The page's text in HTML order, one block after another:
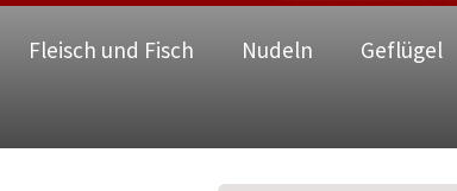
Fleisch und Fisch Nudeln Geflügel